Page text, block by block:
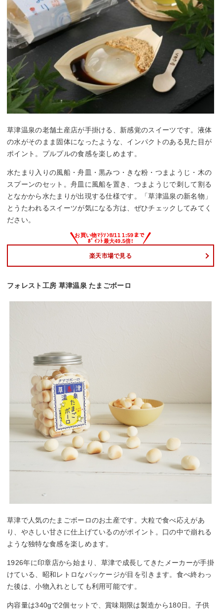
草津温泉の老舗土産店が手掛ける、新感覚のスイーツです。液体
の水がそのまま固体になったような、インパクトのある見た目が
ポイント。プルプルの食感を楽しめます。
水たまり入りの風船・舟皿・黒みつ・きな粉・つまようじ・木の
スプーンのセット。舟皿に風船を置き、つまようじで刺して割る
となかから水たまりが出現する仕様です。「草津温泉の新名物」
とうたわれるスイーツが気になる方は、ぜひチェックしてみてく
ださい。
楽天市場で見る
フォレスト工房 草津温泉 たまごボーロ
草津で人気のたまごボーロのお土産です。大粒で食べ応えがあ
り、やさしい甘さに仕上げているのがポイント。口の中で崩れる
ような独特な食感を楽しめます。
1926年に印章店から始まり、草津で成長してきたメーカーが手掛
けている、昭和レトロなパッケージが目を引きます。食べ終わっ
た後は、小物入れとしても利用可能です。
内容量は340gで2個セットで、賞味期限は製造から180日。子供